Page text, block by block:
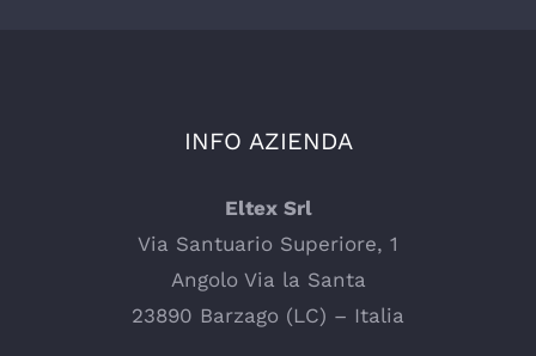
INFO AZIENDA
Eltex Srl
Via Santuario Superiore, 1
Angolo Via la Santa
23890 Barzago (LC) – Italia